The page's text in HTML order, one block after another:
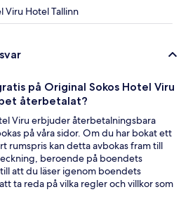
Viru Hotel Tallinn
på Original Sokos Hotel Viru
återbetalat?
Viru erbjuder återbetalningsbara
på våra sidor. Om du har bokat ett
rumspris kan detta avbokas fram till
beroende på boendets
att du läser igenom boendets
ta reda på vilka regler och villkor som